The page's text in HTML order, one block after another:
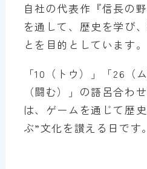
自社の代表作『信長の
を通して、歴史を学び
とを目的としています。
「10（トウ）」「26（
（闘む）」の語呂合わ
は、ゲームを通じて歴
ぶ”文化を讃える日です。